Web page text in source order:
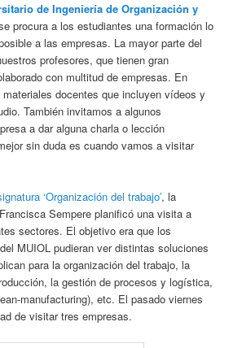
de Ingeniería de Organización y
procura a los estudiantes una formación lo
a las empresas. La mayor parte del
profesores, que tienen gran
con multitud de empresas. En
docentes que incluyen vídeos y
También invitamos a algunos
a dar alguna charla o lección
sin duda es cuando vamos a visitar
‘Organización del trabajo’, la
Sempere planificó una visita a
sectores. El objetivo era que los
MUIOL pudieran ver distintas soluciones
para la organización del trabajo, la
la gestión de procesos y logística,
manufacturing), etc. El pasado viernes
de visitar tres empresas.